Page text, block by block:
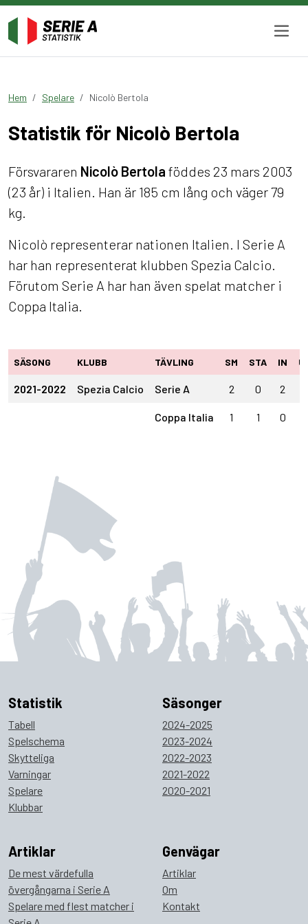
Hem Spelare Nicolò Bertola
Statistik för Nicolò Bertola
Försvararen Nicolò Bertola föddes 23 mars 2003
(23 år) i Italien. Han är 185 cm lång och väger 79
kg.
Nicolò representerar nationen Italien. I Serie A
har han representerat klubben Spezia Calcio.
Förutom Serie A har han även spelat matcher i
Coppa Italia.
SÄSONG KLUBB TÄVLING SM STA IN
2021-2022 Spezia Calcio Serie A 2 0 2
Coppa Italia 1 1 0
Statistik
Tabell
Spelschema
Skytteliga
Varningar
Spelare
Klubbar
Säsonger
2024-2025
2023-2024
2022-2023
2021-2022
2020-2021
Artiklar
De mest värdefulla
övergångarna i Serie A
Spelare med flest matcher i
Genvägar
Artiklar
Om
Kontakt